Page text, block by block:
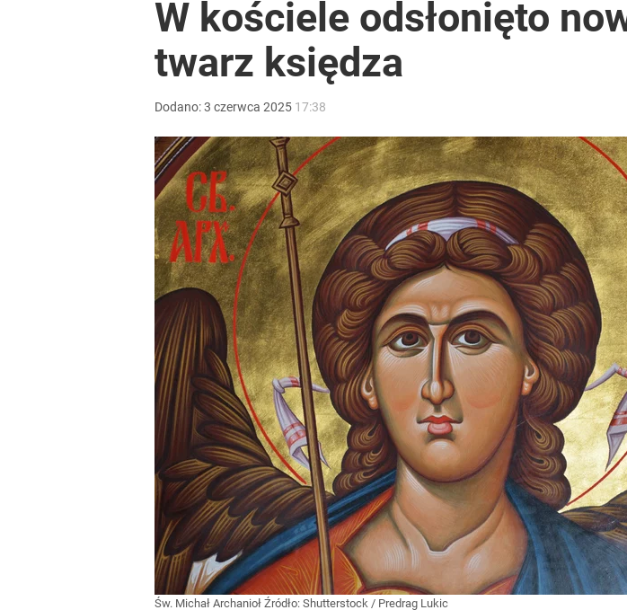
W kościele odsłonięto
twarz księdza
Dodano:3 czerwca 2025 17:38
Św. Michał Archanioł Źródło: Shutterstock / Predrag Lukic